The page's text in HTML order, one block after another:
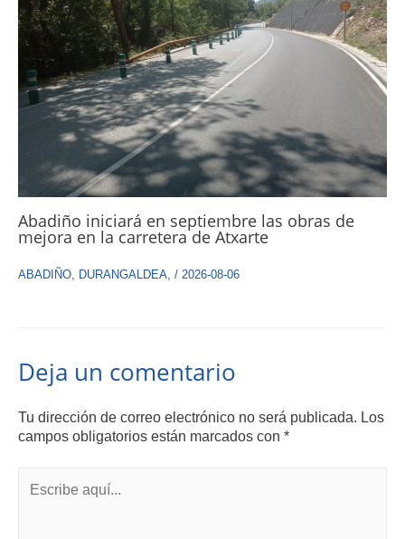
Abadiño iniciará en septiembre las obras de
mejora en la carretera de Atxarte
ABADIÑO, DURANGALDEA, / 2026-08-06
Deja un comentario
Tu dirección de correo electrónico no será publicada. Los
campos obligatorios están marcados con *